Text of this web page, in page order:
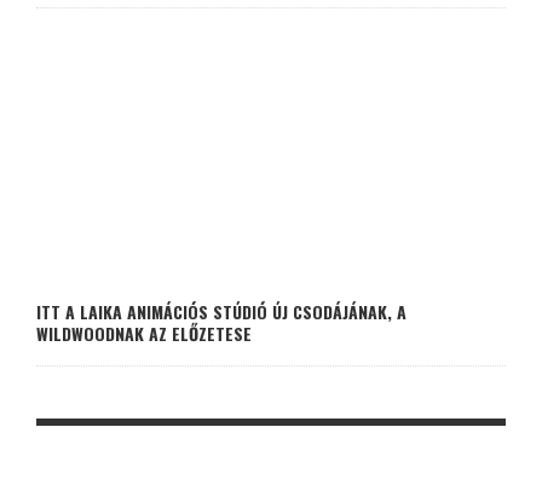
ITT A LAIKA ANIMÁCIÓS STÚDIÓ ÚJ CSODÁJÁNAK, A
WILDWOODNAK AZ ELŐZETESE